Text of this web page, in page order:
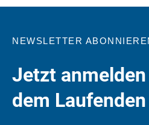
NEWSLETTER
Jetzt
dem